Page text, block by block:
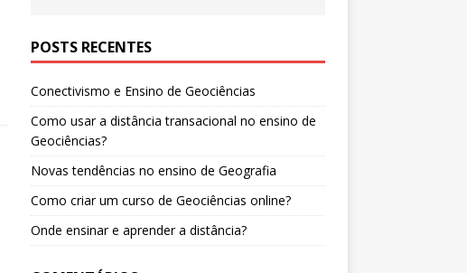
o
k
POSTS RECENTES
Conectivismo e Ensino de Geociências
Como usar a distância transacional no ensino de
Geociências?
Novas tendências no ensino de Geografia
Como criar um curso de Geociências online?
Onde ensinar e aprender a distância?